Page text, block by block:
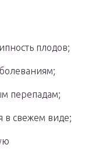
плодов;
перепадам;
в свежем виде;